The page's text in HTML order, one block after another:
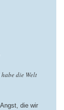
die Welt
die wir